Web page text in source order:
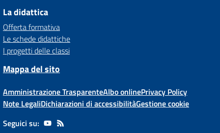
La didattica
Offerta formativa
Le schede didattiche
I progetti delle classi
Mappa del sito
Amministrazione TrasparenteAlbo onlinePrivacy Policy
Note LegaliDichiarazioni di accessibilitàGestione cookie
Seguici su: